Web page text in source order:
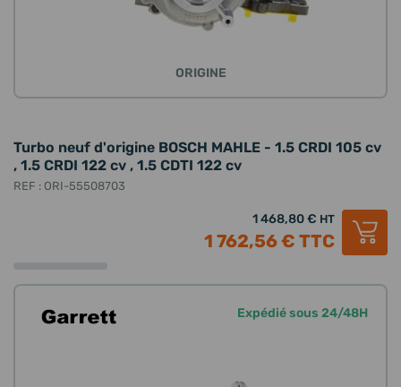
ORIGINE
Turbo neuf d'origine BOSCH MAHLE - 1.5 CRDI 105 cv
, 1.5 CRDI 122 cv , 1.5 CDTI 122 cv
REF : ORI-55508703
1 468,80 € HT
1 762,56 € TTC
Expédié sous 24/48H